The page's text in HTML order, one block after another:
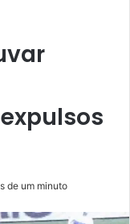
de um minuto